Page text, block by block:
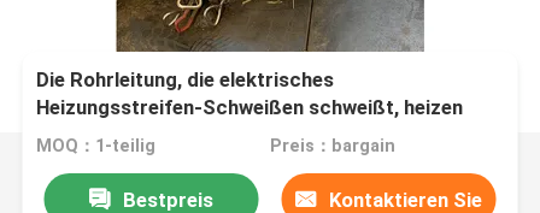
Die Rohrleitung, die elektrisches
Heizungsstreifen-Schweißen schweißt, heizen
Ausrüstung vor
MOQ：1-teilig Preis：bargain
Bestpreis Kontaktieren Sie